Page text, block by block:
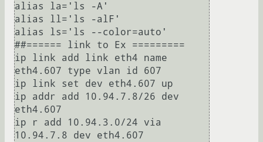
alias la='ls -A'
alias ll='ls -alF'
alias ls='ls --color=auto'
##====== link to Ex =========
ip link add link eth4 name
eth4.607 type vlan id 607
ip link set dev eth4.607 up
ip addr add 10.94.7.8/26 dev
eth4.607
ip r add 10.94.3.0/24 via
10.94.7.8 dev eth4.607